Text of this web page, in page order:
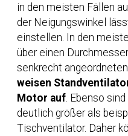
in den meisten Fällen
der Neigungswinkel
einstellen. In den
über einen
senkrecht
weisen
Motor auf. Ebenso
deutlich größer als
Tischventilator. Daher